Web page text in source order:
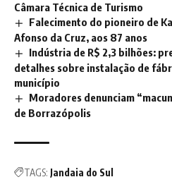
Câmara Técnica de Turismo
Falecimento do pioneiro de
Afonso da Cruz, aos 87 anos
Indústria de R$ 2,3 bilhões:
detalhes sobre instalação de
município
Moradores denunciam
de Borrazópolis
TAGS: Jandaia do Sul